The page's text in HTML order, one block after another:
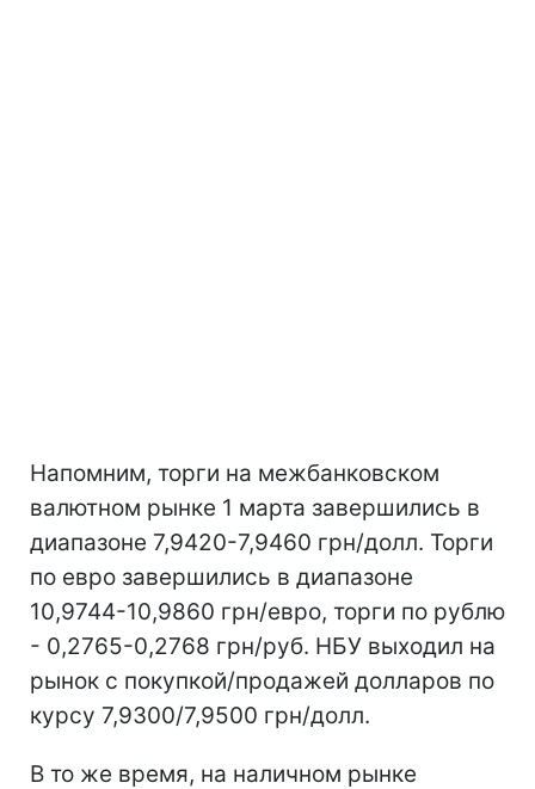
Напомним, торги на межбанковском
валютном рынке 1 марта завершились в
диапазоне 7,9420-7,9460 грн/долл. Торги
по евро завершились в диапазоне
10,9744-10,9860 грн/евро, торги по рублю
- 0,2765-0,2768 грн/руб. НБУ выходил на
рынок с покупкой/продажей долларов по
курсу 7,9300/7,9500 грн/долл.
В то же время, на наличном рынке